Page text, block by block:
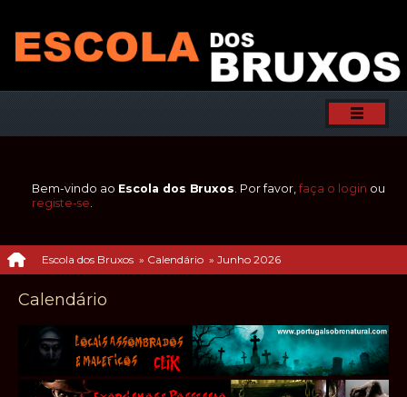
Bem-vindo ao Escola dos Bruxos. Por favor, faça o login ou
registe-se.
Escola dos Bruxos » Calendário » Junho 2026
Calendário